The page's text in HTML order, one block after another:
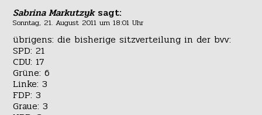
Sabrina Markutzyk sagt:
Sonntag, 21. August 2011 um 18:01 Uhr
übrigens: die bisherige sitzverteilung in der bvv:
SPD: 21
CDU: 17
Grüne: 6
Linke: 3
FDP: 3
Graue: 3